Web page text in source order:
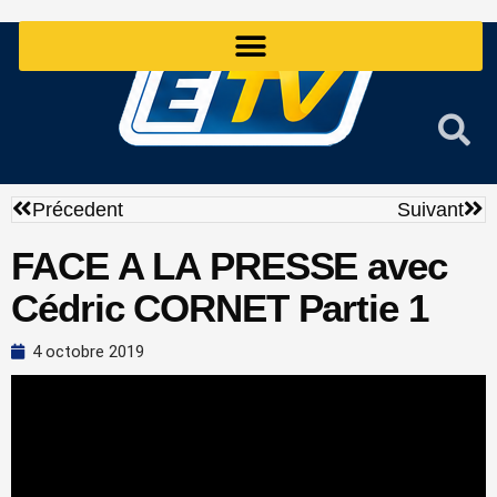
Précédent
Précedent Suivant
FACE A LA PRESSE avec
Cédric CORNET Partie 1
4 octobre 2019